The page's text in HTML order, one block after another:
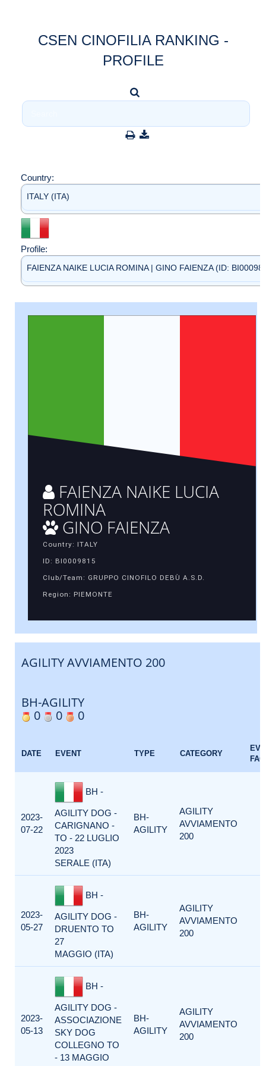
CSEN CINOFILIA RANKING -
PROFILE
Country:
ITALY (ITA)
Profile:
FAIENZA NAIKE LUCIA ROMINA | GINO FAIENZA (ID:
FAIENZA NAIKE LUCIA
ROMINA
GINO FAIENZA
Country: ITALY
ID: BI0009815
Club/Team: GRUPPO CINOFILO DEBÙ A.S.D.
Region: PIEMONTE
AGILITY AVVIAMENTO 200
BH-AGILITY
0
0 0
DATE EVENT TYPE CATEGORY
2023-
07-22
BH -
AGILITY DOG -
CARIGNANO -
TO - 22 LUGLIO
2023
SERALE (ITA)
BH-
AGILITY
AGILITY
AVVIAMENTO
200
2023-
05-27
BH -
AGILITY DOG -
DRUENTO TO
27
MAGGIO (ITA)
BH-
AGILITY
AGILITY
AVVIAMENTO
200
2023-
05-13
BH -
AGILITY DOG -
ASSOCIAZIONE
SKY DOG
COLLEGNO TO
- 13 MAGGIO
BH-
AGILITY
AGILITY
AVVIAMENTO
200